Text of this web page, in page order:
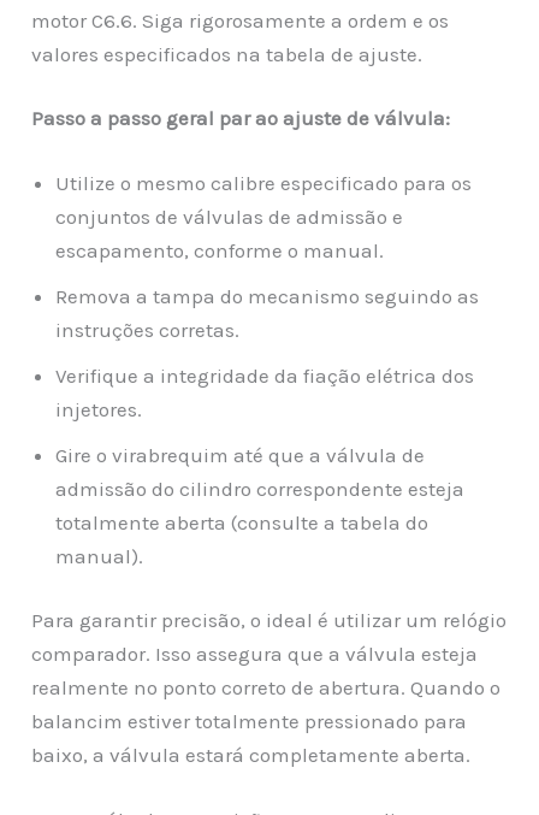
motor C6.6. Siga rigorosamente a ordem e os
valores especificados na tabela de ajuste.
Passo a passo geral par ao ajuste de válvula:
Utilize o mesmo calibre especificado para os
conjuntos de válvulas de admissão e
escapamento, conforme o manual.
Remova a tampa do mecanismo seguindo as
instruções corretas.
Verifique a integridade da fiação elétrica dos
injetores.
Gire o virabrequim até que a válvula de
admissão do cilindro correspondente esteja
totalmente aberta (consulte a tabela do
manual).
Para garantir precisão, o ideal é utilizar um relógio
comparador. Isso assegura que a válvula esteja
realmente no ponto correto de abertura. Quando o
balancim estiver totalmente pressionado para
baixo, a válvula estará completamente aberta.